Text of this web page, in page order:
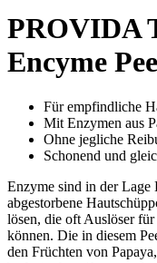
PROVIDA
Encyme
Für empfindliche
Mit Enzymen aus
Ohne jegliche
Schonend und
Enzyme sind in der Lage
abgestorbene
lösen, die oft Auslöser
können. Die in diesem
den Früchten von